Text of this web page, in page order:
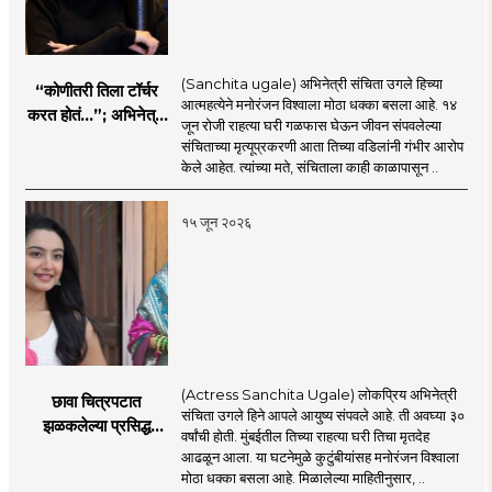
abundance in the Internet-enabled
information explosion. However, there is a
need for complementary knowledge to
determine a modern role and approach
that is compatible with culture,
motionlessness and tradition.
through social media and advanced avatar
content. We are coming before you. Role in
the new era, 'smart' journalism with a view,
'smart' multimedia for the new era, and
journalism for a 'smart' Maharashtra will
be the side of the game.
“कोणीतरी तिला टॉर्चर
करत होतं...”; अभिनेत्री
(Sanchita ugale) अभिनेत्री संचिता उगले हिच्या
आत्महत्येने मनोरंजन विश्वाला मोठा धक्का बसला आहे. १४
जून रोजी राहत्या घरी गळफास घेऊन जीवन संपवलेल्या
संचिताच्या मृत्यूप्रकरणी आता तिच्या वडिलांनी गंभीर आरोप
केले आहेत. त्यांच्या मते, संचिताला काही काळापासून ..
१५ जून २०२६
छावा चित्रपटात
झळकलेल्या प्रसिद्ध
(Actress Sanchita Ugale) लोकप्रिय अभिनेत्री
संचिता उगले हिने आपले आयुष्य संपवले आहे. ती अवघ्या ३०
वर्षांची होती. मुंबईतील तिच्या राहत्या घरी तिचा मृतदेह
आढळून आला. या घटनेमुळे कुटुंबीयांसह मनोरंजन विश्वाला
मोठा धक्का बसला आहे. मिळालेल्या माहितीनुसार, ..